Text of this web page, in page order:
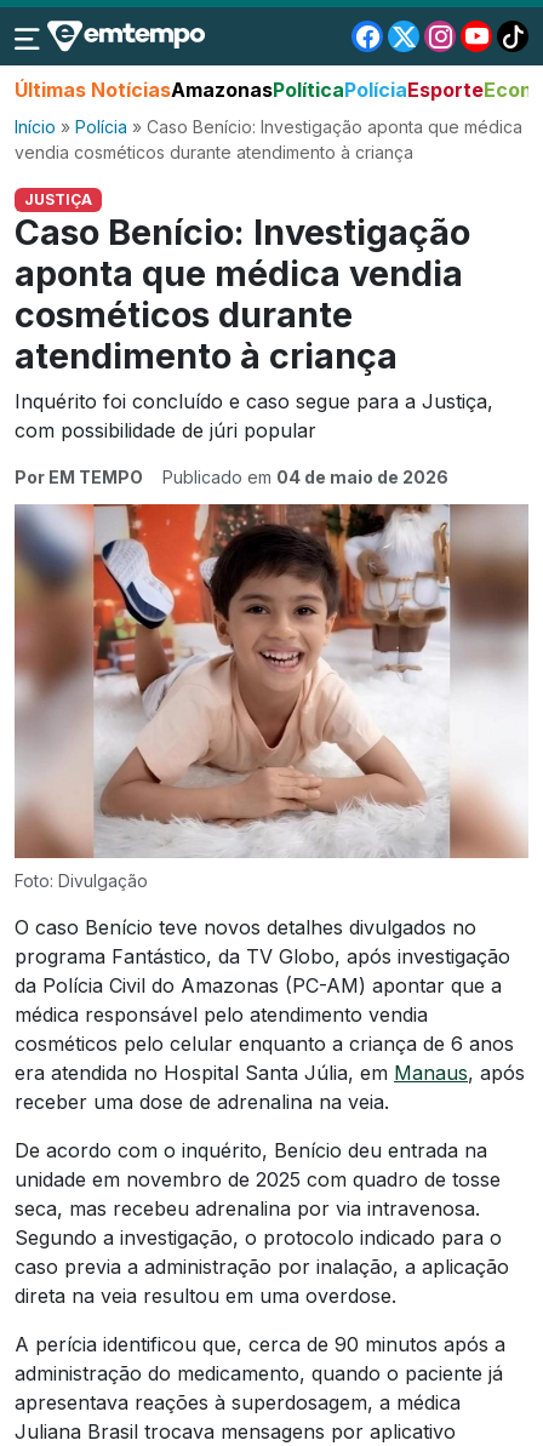
Últimas NotíciasAmazonasPolíticaPolíciaEsporte
Início » Polícia » Caso Benício: Investigação aponta que médica
vendia cosméticos durante atendimento à criança
JUSTIÇA
Caso Benício: Investigação
aponta que médica vendia
cosméticos durante
atendimento à criança
Inquérito foi concluído e caso segue para a Justiça,
com possibilidade de júri popular
Por EM TEMPO Publicado em 04 de maio de 2026
Foto: Divulgação
O caso Benício teve novos detalhes divulgados no
programa Fantástico, da TV Globo, após investigação
da Polícia Civil do Amazonas (PC-AM) apontar que a
médica responsável pelo atendimento vendia
cosméticos pelo celular enquanto a criança de 6 anos
era atendida no Hospital Santa Júlia, em Manaus, após
receber uma dose de adrenalina na veia.
De acordo com o inquérito, Benício deu entrada na
unidade em novembro de 2025 com quadro de tosse
seca, mas recebeu adrenalina por via intravenosa.
Segundo a investigação, o protocolo indicado para o
caso previa a administração por inalação, a aplicação
direta na veia resultou em uma overdose.
A perícia identificou que, cerca de 90 minutos após a
administração do medicamento, quando o paciente já
apresentava reações à superdosagem, a médica
Juliana Brasil trocava mensagens por aplicativo